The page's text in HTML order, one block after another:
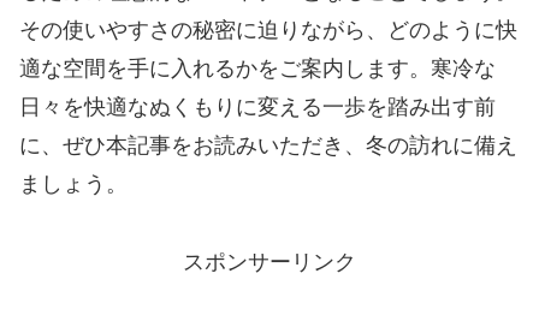
その使いやすさの秘密に迫りながら、どのように快
適な空間を手に入れるかをご案内します。寒冷な
日々を快適なぬくもりに変える一歩を踏み出す前
に、ぜひ本記事をお読みいただき、冬の訪れに備え
ましょう。
スポンサーリンク